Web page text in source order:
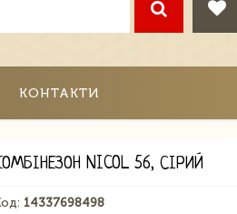
КОНТАКТИ
NICOL 56, СІРИЙ
14337698498